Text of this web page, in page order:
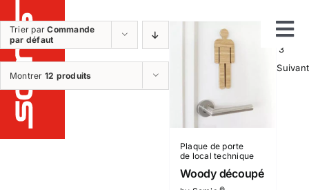
au
contenu
Notre métier
Maintenance et sav
Nos réalisations
Trier parCommande
par défaut
Montrer 12 produits
Plaque de porte
de local technique
Woody découpé
1
2
3
Suivant